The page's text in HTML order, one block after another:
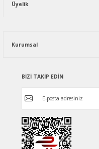
Üyelik
Kurumsal
BİZİ TAKİP EDİN